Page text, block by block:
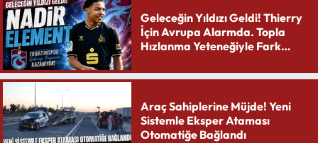
Geleceğin Yıldızı Geldi! Thierry
İçin Avrupa Alarmda. Topla
Hızlanma Yeteneğiyle Fark
Araç Sahiplerine Müjde! Yeni
Sistemle Eksper Ataması
Otomatiğe Bağlandı